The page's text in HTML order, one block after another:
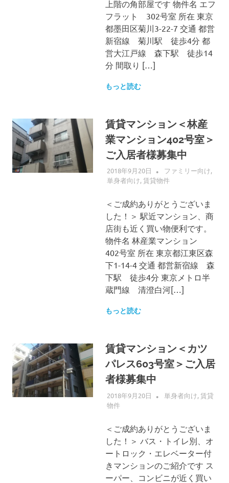
上階の角部屋です 物件名 エフ
フラット 302号室 所在 東京
都墨田区菊川3-22-7 交通 都営
新宿線 菊川駅 徒歩4分 都
営大江戸線 森下駅 徒歩14
分 間取り […]
もっと読む
賃貸マンション＜林産
業マンション402号室＞
ご入居者様募集中
2018年9月20日 ALLFLOW
ファミリー向け,
単身者向け,賃貸物件
＜ご成約ありがとうございま
した！＞ 駅近マンション、商
店街も近く買い物便利です。
物件名 林産業マンション
402号室 所在 東京都江東区森
下1-14-4 交通 都営新宿線 森
下駅 徒歩4分 東京メトロ半
蔵門線 清澄白河[…]
もっと読む
賃貸マンション＜カツ
パレス603号室＞ご入居
者様募集中
2018年9月20日 ALLFLOW
単身者向け,賃貸
物件
＜ご成約ありがとうございま
した！＞ バス・トイレ別、オ
ートロック・エレベーター付
きマンションのご紹介です ス
ーパー、コンビニが近く買い